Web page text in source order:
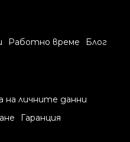
Работно време Блог
на личните данни
Гаранция